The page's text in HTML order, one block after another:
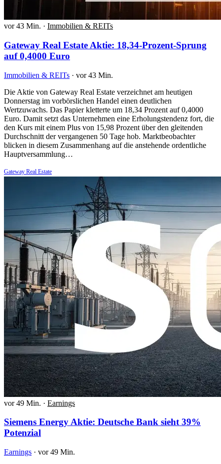
vor 43 Min. · Immobilien & REITs
Gateway Real Estate Aktie: 18,34-Prozent-Sprung
auf 0,4000 Euro
Immobilien & REITs · vor 43 Min.
Die Aktie von Gateway Real Estate verzeichnet am heutigen
Donnerstag im vorbörslichen Handel einen deutlichen
Wertzuwachs. Das Papier kletterte um 18,34 Prozent auf 0,4000
Euro. Damit setzt das Unternehmen eine Erholungstendenz fort, die
den Kurs mit einem Plus von 15,98 Prozent über den gleitenden
Durchschnitt der vergangenen 50 Tage hob. Marktbeobachter
blicken in diesem Zusammenhang auf die anstehende ordentliche
Hauptversammlung…
Gateway Real Estate
vor 49 Min. · Earnings
Siemens Energy Aktie: Deutsche Bank sieht 39%
Potenzial
Earnings · vor 49 Min.